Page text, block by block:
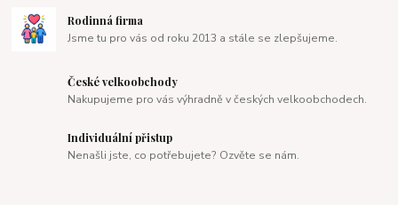
Rodinná firma
Jsme tu pro vás od roku 2013 a stále se zlepšujeme.
České velkoobchody
Nakupujeme pro vás výhradně v českých velkoobchodech.
Individuální přistup
Nenašli jste, co potřebujete? Ozvěte se nám.